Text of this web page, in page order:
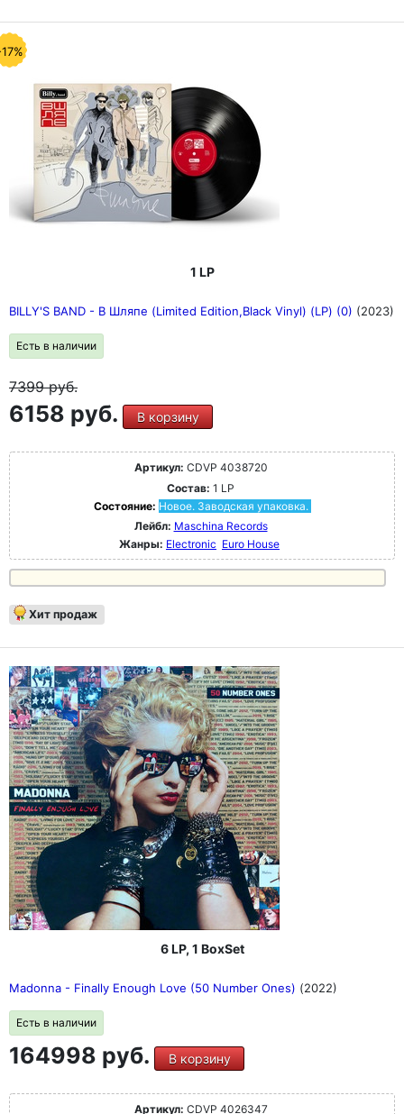
1 LP
BILLY'S BAND - В Шляпе (Limited Edition,Black Vinyl) (LP) (0) (2023)
Есть в наличии
7399руб.
6158 руб. В корзину
Артикул: CDVP 4038720
Состав: 1 LP
Состояние: Новое. Заводская упаковка.
Лейбл: Maschina Records
Жанры: Electronic Euro House
Хит продаж
6 LP, 1 BoxSet
Madonna - Finally Enough Love (50 Number Ones) (2022)
Есть в наличии
164998 руб. В корзину
Артикул: CDVP 4026347